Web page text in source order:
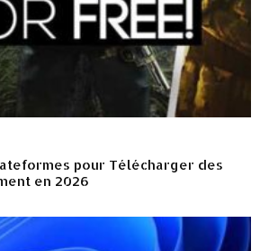
pour Télécharger des
en 2026